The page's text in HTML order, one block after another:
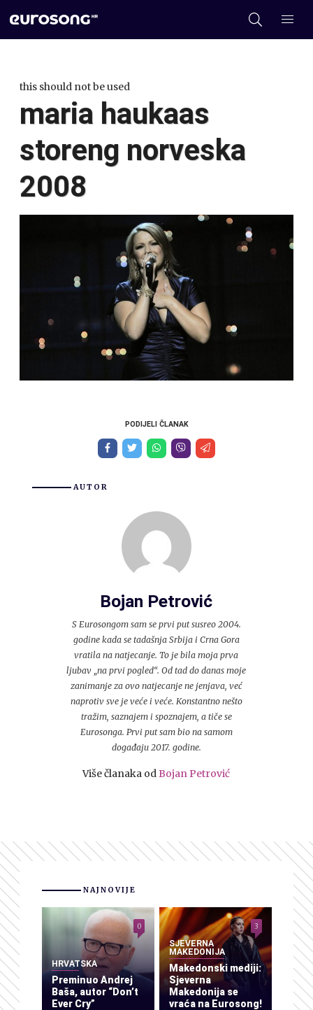
this should not be used
maria haukaas
storeng norveska
2008
PODIJELI ČLANAK
AUTOR
Bojan Petrović
S Eurosongom sam se prvi put susreo 2004.
godine kada se tadašnja Srbija i Crna Gora
vratila na natjecanje. To je bila moja prva
ljubav „na prvi pogled“. Od tad do danas moje
zanimanje za ovo natjecanje ne jenjava, već
naprotiv sve je veće i veće. Konstantno nešto
tražim, saznajem i spoznajem, a tiče se
Eurosonga. Prvi put sam bio na samom
događaju 2017. godine.
Više članaka odBojan Petrović
NAJNOVIJE
HRVATSKA
Preminuo Andrej
Baša, autor “Don’t
Ever Cry”
0
SJEVERNA
MAKEDONIJA
Makedonski mediji:
Sjeverna
Makedonija se
vraća na Eurosong!
3